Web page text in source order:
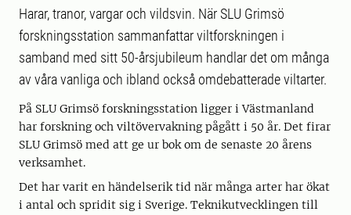
Harar, tranor, vargar och vildsvin. När SLU Grimsö
forskningsstation sammanfattar viltforskningen i
samband med sitt 50-årsjubileum handlar det om många
av våra vanliga och ibland också omdebatterade viltarter.
På SLU Grimsö forskningsstation ligger i Västmanland
har forskning och viltövervakning pågått i 50 år. Det firar
SLU Grimsö med att ge ur bok om de senaste 20 årens
verksamhet.
Det har varit en händelserik tid när många arter har ökat
i antal och spridit sig i Sverige. Teknikutvecklingen till